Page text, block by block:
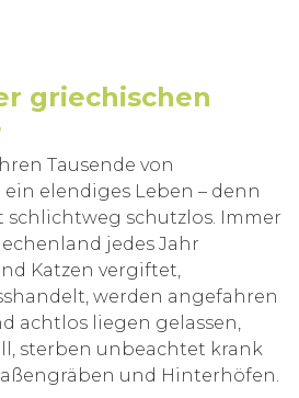
griechischen
Tausende von
elendiges Leben – denn
schlichtweg schutzlos. Immer
jedes Jahr
Katzen vergiftet,
werden angefahren
achtlos liegen gelassen,
sterben unbeachtet krank
und Hinterhöfen.